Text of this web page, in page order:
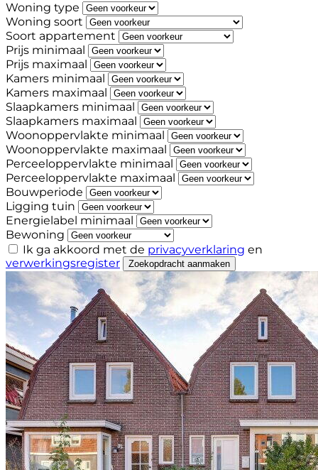
Woning type
Woning soort
Soort appartement
Prijs minimaal
Prijs maximaal
Kamers minimaal
Kamers maximaal
Slaapkamers minimaal
Slaapkamers maximaal
Woonoppervlakte minimaal
Woonoppervlakte maximaal
Perceeloppervlakte minimaal
Perceeloppervlakte maximaal
Bouwperiode
Ligging tuin
Energielabel minimaal
Bewoning
Ik ga akkoord met de privacyverklaring en
verwerkingsregister
Zoekopdracht aanmaken